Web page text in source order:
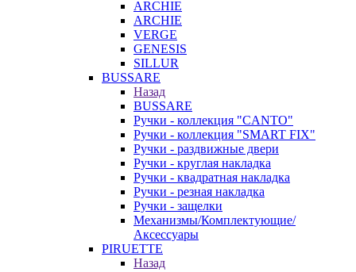
ARCHIE
ARCHIE
VERGE
GENESIS
SILLUR
BUSSARE
Назад
BUSSARE
Ручки - коллекция "CANTO"
Ручки - коллекция "SMART FIX"
Ручки - раздвижные двери
Ручки - круглая накладка
Ручки - квадратная накладка
Ручки - резная накладка
Ручки - защелки
Механизмы/Комплектующие/
Аксессуары
PIRUETTE
Назад